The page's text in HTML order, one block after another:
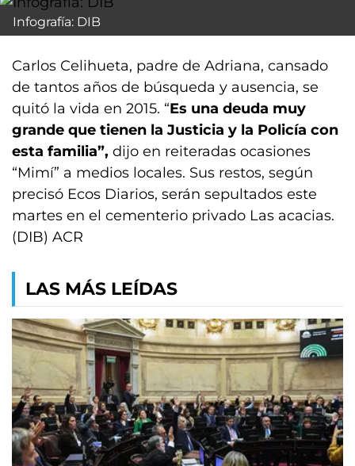
Infografía: DIB
Carlos Celihueta, padre de Adriana, cansado
de tantos años de búsqueda y ausencia, se
quitó la vida en 2015. “Es una deuda muy
grande que tienen la Justicia y la Policía con
esta familia”, dijo en reiteradas ocasiones
“Mimí” a medios locales. Sus restos, según
precisó Ecos Diarios, serán sepultados este
martes en el cementerio privado Las acacias.
(DIB) ACR
LAS MÁS LEÍDAS